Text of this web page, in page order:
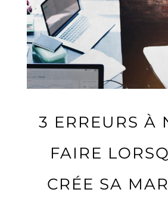
3 ERREURS À
FAIRE
CRÉE SA